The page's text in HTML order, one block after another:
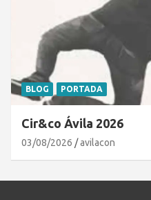
BLOG PORTADA
Cir&co Ávila 2026
03/08/2026 avilacon